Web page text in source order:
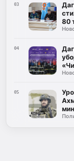
03
80
04
05